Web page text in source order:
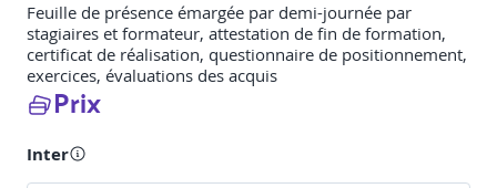
Feuille de présence émargée par demi-journée par
stagiaires et formateur, attestation de fin de formation,
certificat de réalisation, questionnaire de positionnement,
exercices, évaluations des acquis
Prix
Inter